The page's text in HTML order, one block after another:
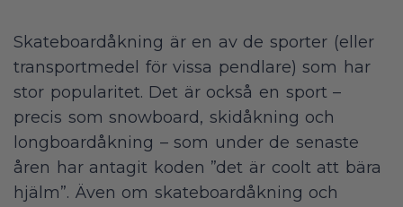
Skateboardåkning är en av de sporter (eller
transportmedel för vissa pendlare) som har
stor popularitet. Det är också en sport –
precis som snowboard, skidåkning och
longboardåkning – som under de senaste
åren har antagit koden ”det är coolt att bära
hjälm”. Även om skateboardåkning och